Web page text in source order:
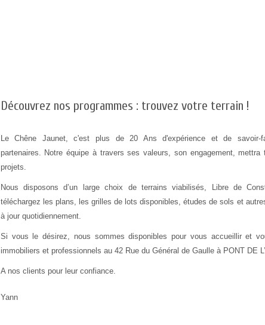
Découvrez nos programmes : trouvez votre terrain !
Le Chêne Jaunet, c'est plus de 20 Ans d'expérience et de
partenaires. Notre équipe à travers ses valeurs, son engagement,
projets.
Nous disposons d’un large choix de terrains viabilisés, Libre de
téléchargez les plans, les grilles de lots disponibles, études de sols et
à jour quotidiennement.
Si vous le désirez, nous sommes disponibles pour vous accueillir et
immobiliers et professionnels au 42 Rue du Général de Gaulle à PONT DE
A nos clients pour leur confiance.
Yann